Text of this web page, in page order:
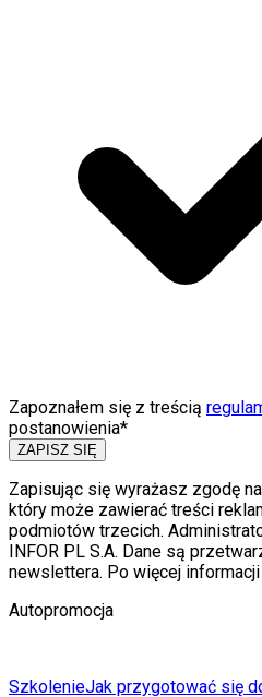
Zapoznałem się z treścią
postanowienia*
ZAPISZ SIĘ
Zapisując się wyrażasz zgodę
który może zawierać treści
podmiotów trzecich.
INFOR PL S.A. Dane są
newslettera. Po więcej informacji
Autopromocja
SzkolenieJak przygotować się